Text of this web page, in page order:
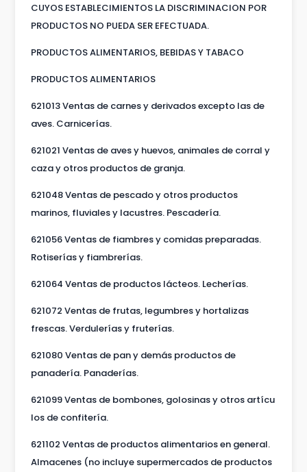
CUYOS ESTABLECIMIENTOS LA DISCRIMINACION POR
PRODUCTOS NO PUEDA SER EFECTUADA.
PRODUCTOS ALIMENTARIOS, BEBIDAS Y TABACO
PRODUCTOS ALIMENTARIOS
621013 Ventas de carnes y derivados excepto las de
aves. Carnicerías.
621021 Ventas de aves y huevos, animales de corral y
caza y otros productos de granja.
621048 Ventas de pescado y otros productos
marinos, fluviales y lacustres. Pescadería.
621056 Ventas de fiambres y comidas preparadas.
Rotiserías y fiambrerías.
621064 Ventas de productos lácteos. Lecherías.
621072 Ventas de frutas, legumbres y hortalizas
frescas. Verdulerías y fruterías.
621080 Ventas de pan y demás productos de
panadería. Panaderías.
621099 Ventas de bombones, golosinas y otros artícu
los de confitería.
621102 Ventas de productos alimentarios en general.
Almacenes (no incluye supermercados de productos